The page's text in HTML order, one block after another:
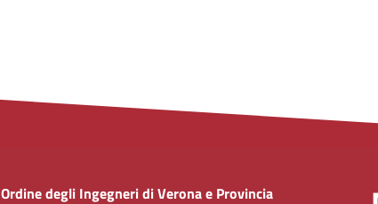
Ordine degli Ingegneri di Verona e Provincia